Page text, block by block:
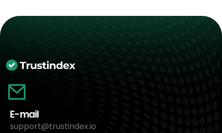
E-mail
support@trustindex.io